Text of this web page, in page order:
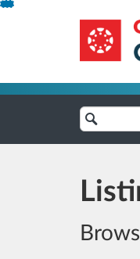
Error, Listan du letade
Skip
SLU
Search
Catalog